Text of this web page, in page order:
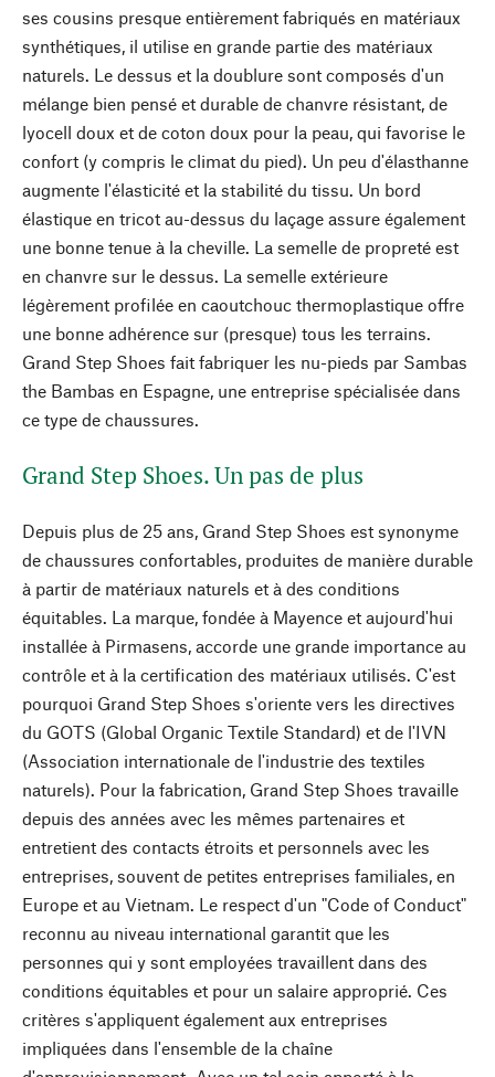
ses cousins presque entièrement fabriqués en matériaux
synthétiques, il utilise en grande partie des matériaux
naturels. Le dessus et la doublure sont composés d'un
mélange bien pensé et durable de chanvre résistant, de
lyocell doux et de coton doux pour la peau, qui favorise le
confort (y compris le climat du pied). Un peu d'élasthanne
augmente l'élasticité et la stabilité du tissu. Un bord
élastique en tricot au-dessus du laçage assure également
une bonne tenue à la cheville. La semelle de propreté est
en chanvre sur le dessus. La semelle extérieure
légèrement profilée en caoutchouc thermoplastique offre
une bonne adhérence sur (presque) tous les terrains.
Grand Step Shoes fait fabriquer les nu-pieds par Sambas
the Bambas en Espagne, une entreprise spécialisée dans
ce type de chaussures.
Grand Step Shoes. Un pas de plus
Depuis plus de 25 ans, Grand Step Shoes est synonyme
de chaussures confortables, produites de manière durable
à partir de matériaux naturels et à des conditions
équitables. La marque, fondée à Mayence et aujourd'hui
installée à Pirmasens, accorde une grande importance au
contrôle et à la certification des matériaux utilisés. C'est
pourquoi Grand Step Shoes s'oriente vers les directives
du GOTS (Global Organic Textile Standard) et de l'IVN
(Association internationale de l'industrie des textiles
naturels). Pour la fabrication, Grand Step Shoes travaille
depuis des années avec les mêmes partenaires et
entretient des contacts étroits et personnels avec les
entreprises, souvent de petites entreprises familiales, en
Europe et au Vietnam. Le respect d'un "Code of Conduct"
reconnu au niveau international garantit que les
personnes qui y sont employées travaillent dans des
conditions équitables et pour un salaire approprié. Ces
critères s'appliquent également aux entreprises
impliquées dans l'ensemble de la chaîne